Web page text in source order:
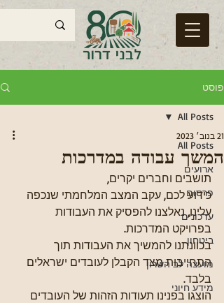
פוסט
All Posts
ארועים
פרסום
עדכונים
ביטחון
מועצה לב השרון
מידע חיוני
All Posts
המשך עבודה במדרכות
21 בנוב׳ 2023
תושבים וחברים יקרים,
כידוע לכם, עקב המצב המלחמתי שנכפה
עלינו, נאלצנו להפסיק את העבודות
בפרויקט המדרכות.
בכוונתנו להמשיך את העבודות תוך
התחייבות מצד הקבלן לעובדים ישראלים
בלבד.
הוצגו בפנינו תעודות הזהות של העובדים